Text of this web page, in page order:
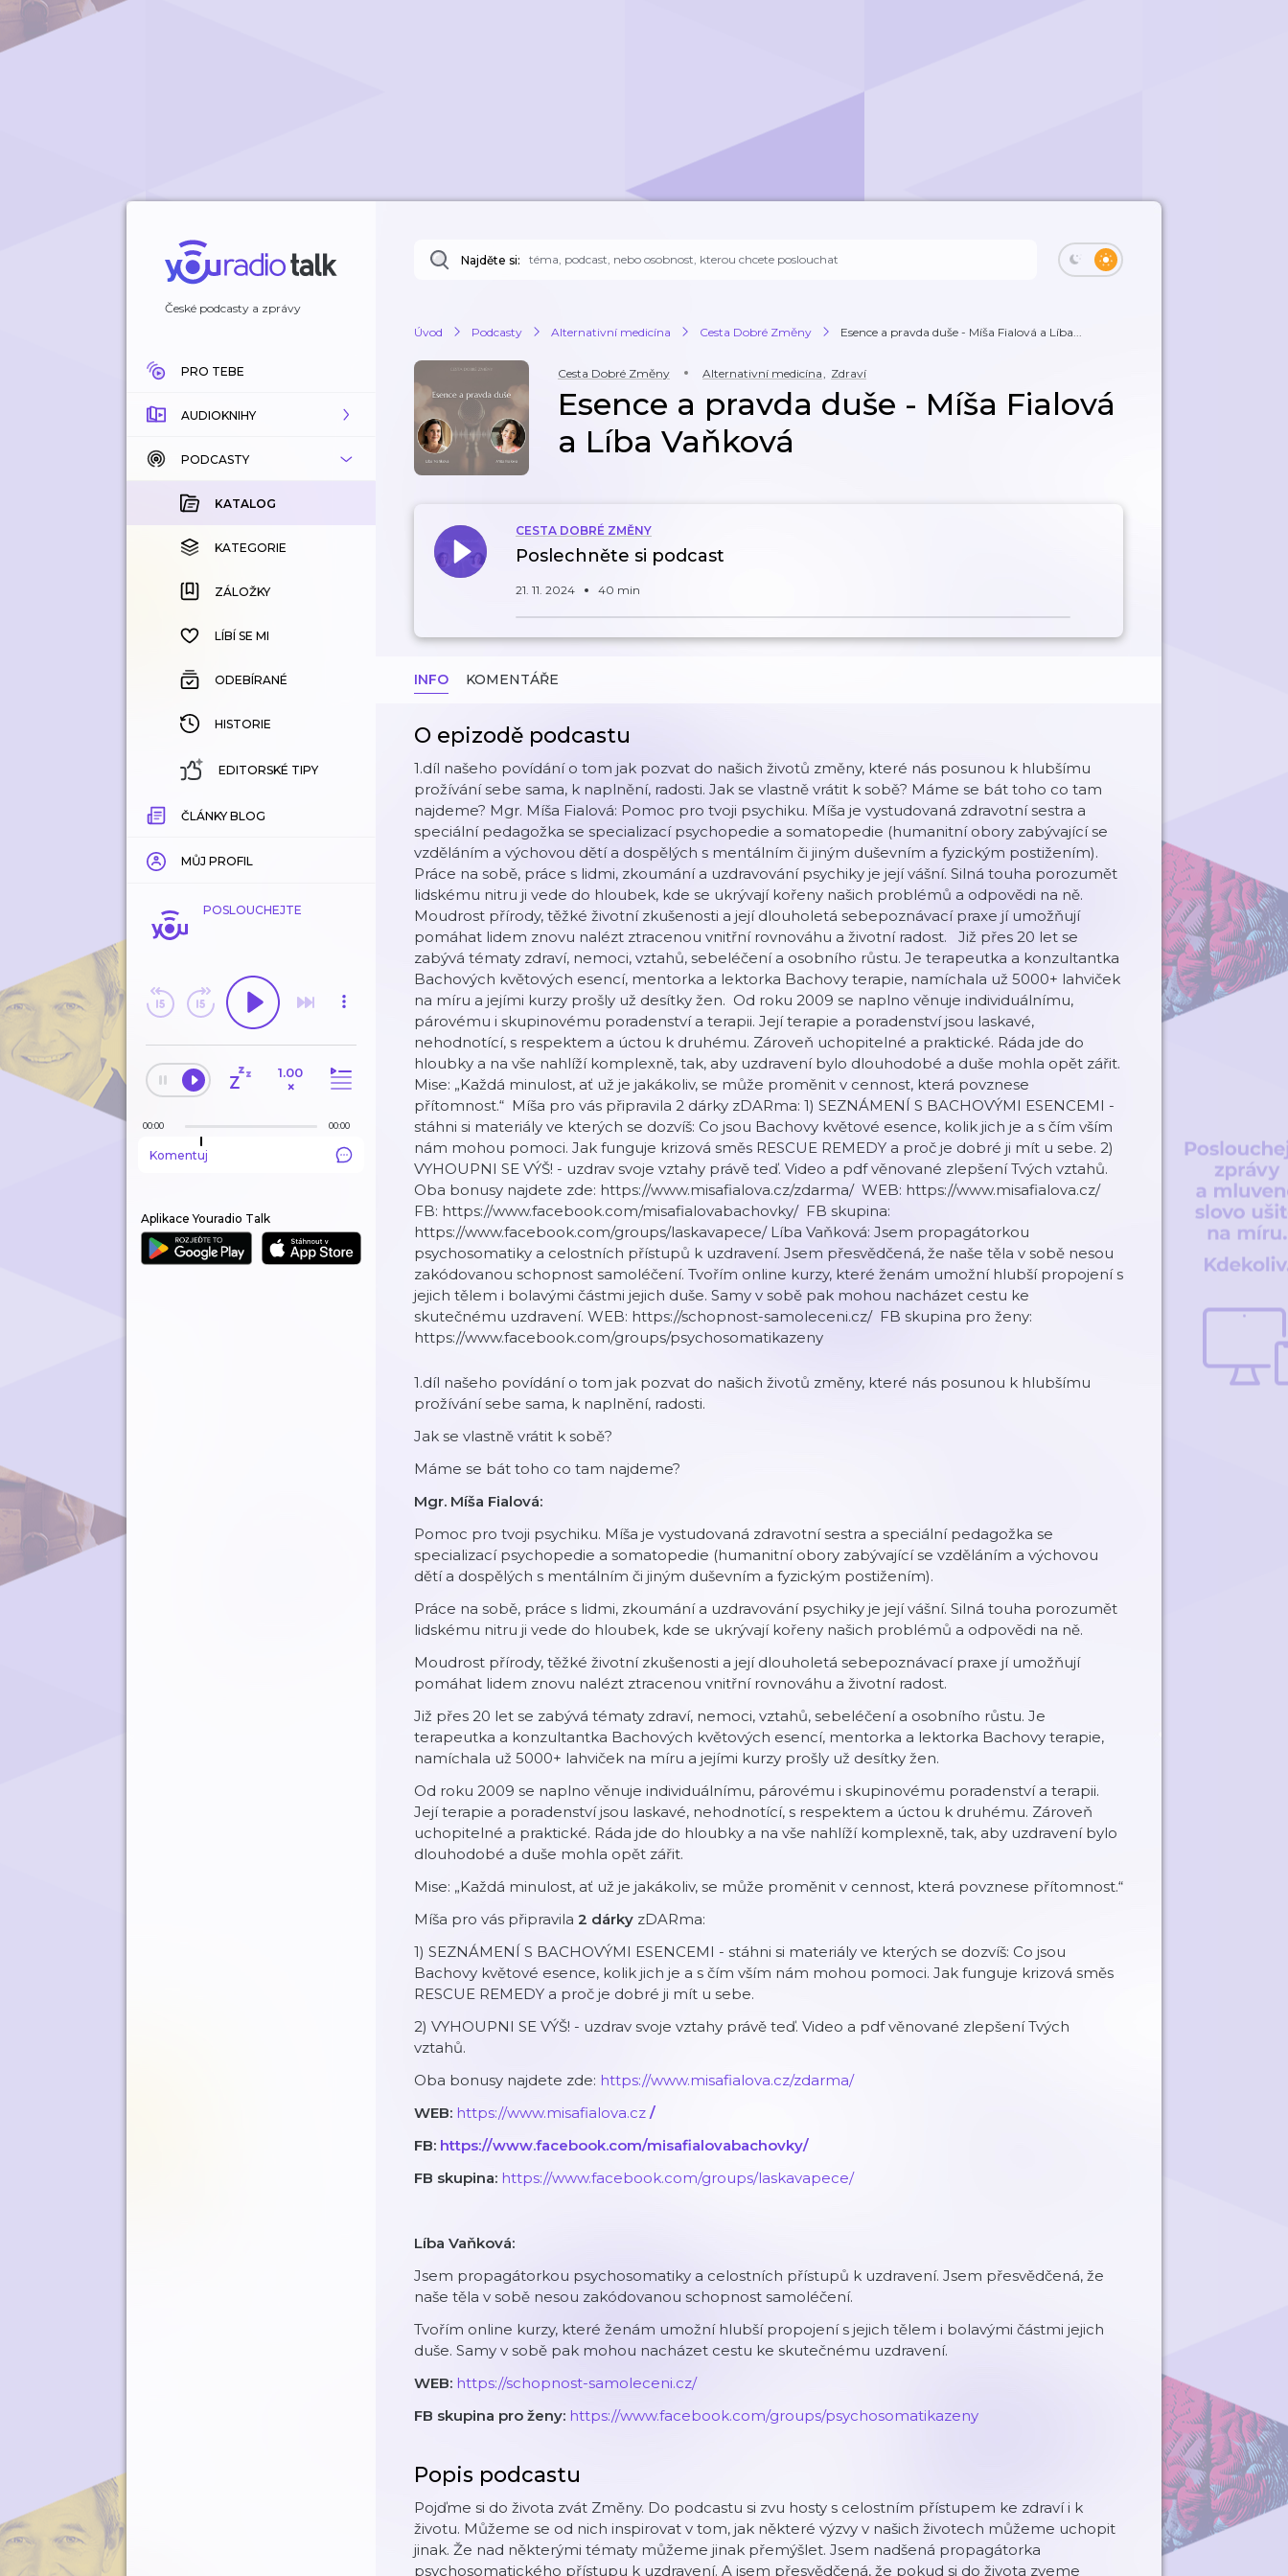
České podcasty a zprávy
PRO TEBE
AUDIOKNIHY
KATALOG
KOUPENÉ
KATEGORIE
ZÁLOŽKY
HISTORIE
PODCASTY
KATALOG
KATEGORIE
ZÁLOŽKY
LÍBÍ SE MI
ODEBÍRANÉ
HISTORIE
EDITORSKÉ TIPY
ČLÁNKY BLOG
MŮJ PROFIL
POSLOUCHEJTE
1.00
×
00:00 00:00
Komentuj
Aplikace Youradio Talk
Najděte si:
Úvod Podcasty Alternativní medicína Cesta Dobré Změny Esence a pravda duše - Míša Fialová a Líba...
Cesta Dobré Změny Alternativní medicína, Zdraví
Esence a pravda duše - Míša Fialová
a Líba Vaňková
CESTA DOBRÉ ZMĚNY
Poslechněte si podcast
21. 11. 2024 40 min
INFO KOMENTÁŘE
O epizodě podcastu
1.díl našeho povídání o tom jak pozvat do našich životů změny, které nás posunou k hlubšímu
prožívání sebe sama, k naplnění, radosti. Jak se vlastně vrátit k sobě? Máme se bát toho co tam
najdeme? Mgr. Míša Fialová: Pomoc pro tvoji psychiku. Míša je vystudovaná zdravotní sestra a
speciální pedagožka se specializací psychopedie a somatopedie (humanitní obory zabývající se
vzděláním a výchovou dětí a dospělých s mentálním či jiným duševním a fyzickým postižením).
Práce na sobě, práce s lidmi, zkoumání a uzdravování psychiky je její vášní. Silná touha porozumět
lidskému nitru ji vede do hloubek, kde se ukrývají kořeny našich problémů a odpovědi na ně.
Moudrost přírody, těžké životní zkušenosti a její dlouholetá sebepoznávací praxe jí umožňují
pomáhat lidem znovu nalézt ztracenou vnitřní rovnováhu a životní radost. Již přes 20 let se
zabývá tématy zdraví, nemoci, vztahů, sebeléčení a osobního růstu. Je terapeutka a konzultantka
Bachových květových esencí, mentorka a lektorka Bachovy terapie, namíchala už 5000+ lahviček
na míru a jejími kurzy prošly už desítky žen. Od roku 2009 se naplno věnuje individuálnímu,
párovému i skupinovému poradenství a terapii. Její terapie a poradenství jsou laskavé,
nehodnotící, s respektem a úctou k druhému. Zároveň uchopitelné a praktické. Ráda jde do
hloubky a na vše nahlíží komplexně, tak, aby uzdravení bylo dlouhodobé a duše mohla opět zářit.
Mise: „Každá minulost, ať už je jakákoliv, se může proměnit v cennost, která povznese
přítomnost.“ Míša pro vás připravila 2 dárky zDARma: 1) SEZNÁMENÍ S BACHOVÝMI ESENCEMI -
stáhni si materiály ve kterých se dozvíš: Co jsou Bachovy květové esence, kolik jich je a s čím vším
nám mohou pomoci. Jak funguje krizová směs RESCUE REMEDY a proč je dobré ji mít u sebe. 2)
VYHOUPNI SE VÝŠ! - uzdrav svoje vztahy právě teď. Video a pdf věnované zlepšení Tvých vztahů.
Oba bonusy najdete zde: https://www.misafialova.cz/zdarma/ WEB: https://www.misafialova.cz/
FB: https://www.facebook.com/misafialovabachovky/ FB skupina:
https://www.facebook.com/groups/laskavapece/ Líba Vaňková: Jsem propagátorkou
psychosomatiky a celostních přístupů k uzdravení. Jsem přesvědčená, že naše těla v sobě nesou
zakódovanou schopnost samoléčení. Tvořím online kurzy, které ženám umožní hlubší propojení s
jejich tělem i bolavými částmi jejich duše. Samy v sobě pak mohou nacházet cestu ke
skutečnému uzdravení. WEB: https://schopnost-samoleceni.cz/ FB skupina pro ženy:
https://www.facebook.com/groups/psychosomatikazeny
1.díl našeho povídání o tom jak pozvat do našich životů změny, které nás posunou k hlubšímu
prožívání sebe sama, k naplnění, radosti.
Jak se vlastně vrátit k sobě?
Máme se bát toho co tam najdeme?
Mgr. Míša Fialová:
Pomoc pro tvoji psychiku. Míša je vystudovaná zdravotní sestra a speciální pedagožka se
specializací psychopedie a somatopedie (humanitní obory zabývající se vzděláním a výchovou
dětí a dospělých s mentálním či jiným duševním a fyzickým postižením).
Práce na sobě, práce s lidmi, zkoumání a uzdravování psychiky je její vášní. Silná touha porozumět
lidskému nitru ji vede do hloubek, kde se ukrývají kořeny našich problémů a odpovědi na ně.
Moudrost přírody, těžké životní zkušenosti a její dlouholetá sebepoznávací praxe jí umožňují
pomáhat lidem znovu nalézt ztracenou vnitřní rovnováhu a životní radost.
Již přes 20 let se zabývá tématy zdraví, nemoci, vztahů, sebeléčení a osobního růstu. Je
terapeutka a konzultantka Bachových květových esencí, mentorka a lektorka Bachovy terapie,
namíchala už 5000+ lahviček na míru a jejími kurzy prošly už desítky žen.
Od roku 2009 se naplno věnuje individuálnímu, párovému i skupinovému poradenství a terapii.
Její terapie a poradenství jsou laskavé, nehodnotící, s respektem a úctou k druhému. Zároveň
uchopitelné a praktické. Ráda jde do hloubky a na vše nahlíží komplexně, tak, aby uzdravení bylo
dlouhodobé a duše mohla opět zářit.
Mise: „Každá minulost, ať už je jakákoliv, se může proměnit v cennost, která povznese přítomnost.“
Míša pro vás připravila 2 dárky zDARma:
1) SEZNÁMENÍ S BACHOVÝMI ESENCEMI - stáhni si materiály ve kterých se dozvíš: Co jsou
Bachovy květové esence, kolik jich je a s čím vším nám mohou pomoci. Jak funguje krizová směs
RESCUE REMEDY a proč je dobré ji mít u sebe.
2) VYHOUPNI SE VÝŠ! - uzdrav svoje vztahy právě teď. Video a pdf věnované zlepšení Tvých
vztahů.
Oba bonusy najdete zde: https://www.misafialova.cz/zdarma/
WEB: https://www.misafialova.cz /
FB: https://www.facebook.com/misafialovabachovky/
FB skupina: https://www.facebook.com/groups/laskavapece/
Líba Vaňková:
Jsem propagátorkou psychosomatiky a celostních přístupů k uzdravení. Jsem přesvědčená, že
naše těla v sobě nesou zakódovanou schopnost samoléčení.
Tvořím online kurzy, které ženám umožní hlubší propojení s jejich tělem i bolavými částmi jejich
duše. Samy v sobě pak mohou nacházet cestu ke skutečnému uzdravení.
WEB: https://schopnost-samoleceni.cz/
FB skupina pro ženy: https://www.facebook.com/groups/psychosomatikazeny
Popis podcastu
Pojďme si do života zvát Změny. Do podcastu si zvu hosty s celostním přístupem ke zdraví i k
životu. Můžeme se od nich inspirovat v tom, jak některé výzvy v našich životech můžeme uchopit
jinak. Že nad některými tématy můžeme jinak přemýšlet. Jsem nadšená propagátorka
psychosomatického přístupu k uzdravení. A jsem přesvědčená, že pokud si do života zveme